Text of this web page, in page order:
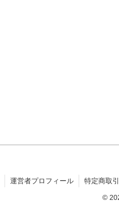
運営者プロフィール 特定商取
©